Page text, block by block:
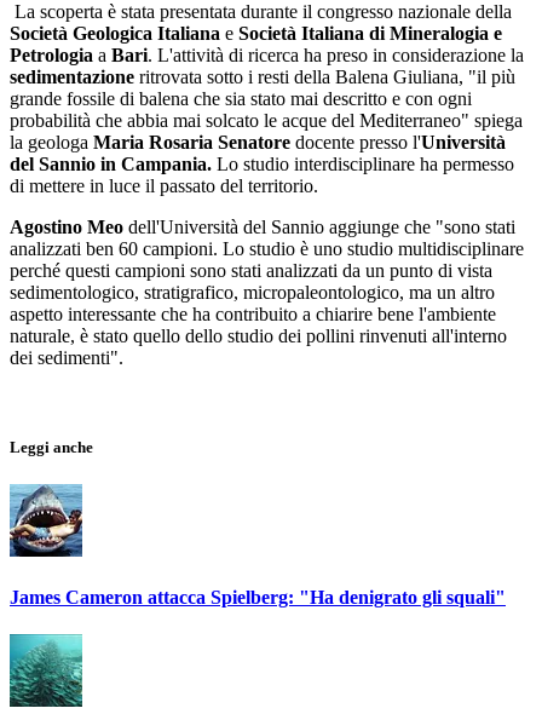
La scoperta è stata presentata durante il congresso nazionale della
Società Geologica Italiana e Società Italiana di Mineralogia e
Petrologia a Bari. L'attività di ricerca ha preso in considerazione la
sedimentazione ritrovata sotto i resti della Balena Giuliana, "il più
grande fossile di balena che sia stato mai descritto e con ogni
probabilità che abbia mai solcato le acque del Mediterraneo" spiega
la geologa Maria Rosaria Senatore docente presso l'Università
del Sannio in Campania. Lo studio interdisciplinare ha permesso
di mettere in luce il passato del territorio.
Agostino Meo dell'Università del Sannio aggiunge che "sono stati
analizzati ben 60 campioni. Lo studio è uno studio multidisciplinare
perché questi campioni sono stati analizzati da un punto di vista
sedimentologico, stratigrafico, micropaleontologico, ma un altro
aspetto interessante che ha contribuito a chiarire bene l'ambiente
naturale, è stato quello dello studio dei pollini rinvenuti all'interno
dei sedimenti".
Leggi anche
James Cameron attacca Spielberg: "Ha denigrato gli squali"